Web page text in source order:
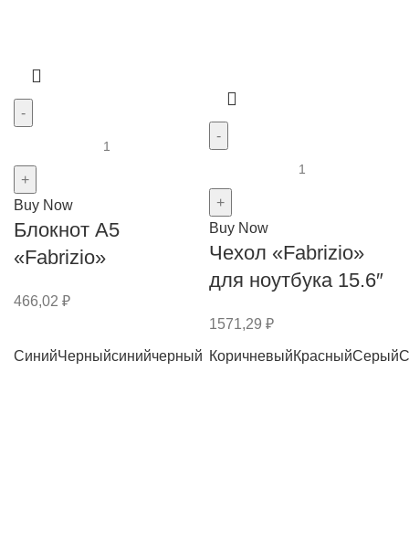
Buy Now
Блокнот А5
«Fabrizio»
466,02 ₽
Buy Now
Чехол «Fabrizio»
для ноутбука 15.6″
1571,29 ₽
СинийЧерныйсинийчерный КоричневыйКрасныйСерый